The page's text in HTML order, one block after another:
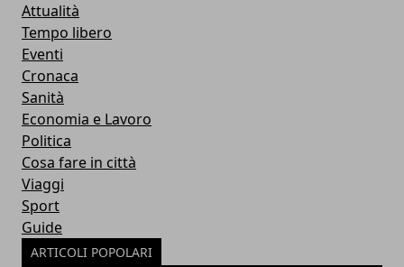
Attualità
Tempo libero
Eventi
Cronaca
Sanità
Economia e Lavoro
Politica
Cosa fare in città
Viaggi
Sport
Guide
ARTICOLI POPOLARI